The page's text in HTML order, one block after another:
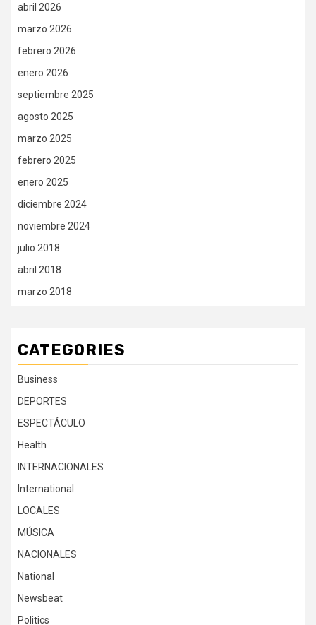
abril 2026
marzo 2026
febrero 2026
enero 2026
septiembre 2025
agosto 2025
marzo 2025
febrero 2025
enero 2025
diciembre 2024
noviembre 2024
julio 2018
abril 2018
marzo 2018
CATEGORIES
Business
DEPORTES
ESPECTÁCULO
Health
INTERNACIONALES
International
LOCALES
MÚSICA
NACIONALES
National
Newsbeat
Politics